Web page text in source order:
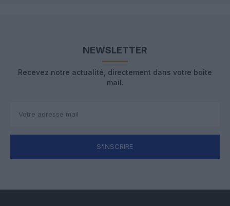
NEWSLETTER
Recevez notre actualité, directement dans votre boîte
mail.
S'INSCRIRE